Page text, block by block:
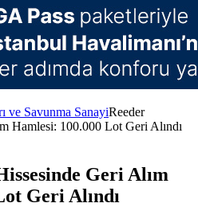
ve Savunma SanayiReeder
Hamlesi: 100.000 Lot Geri Alındı
Geri Alım
Geri Alındı